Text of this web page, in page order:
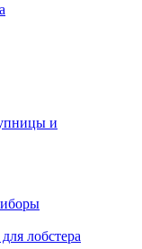
и
лобстера